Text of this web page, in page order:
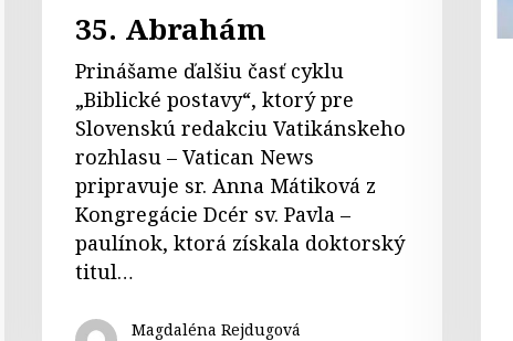
35. Abrahám
Prinášame ďalšiu časť cyklu
„Biblické postavy“, ktorý pre
Slovenskú redakciu Vatikánskeho
rozhlasu – Vatican News
pripravuje sr. Anna Mátiková z
Kongregácie Dcér sv. Pavla –
paulínok, ktorá získala doktorský
titul…
Magdaléna Rejdugová